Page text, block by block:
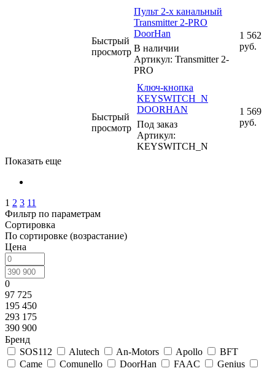
Быстрый
просмотр
Пульт 2-х канальный
Transmitter 2-PRO
DoorHan
В наличии
Артикул: Transmitter 2-
PRO
1 562
руб.
Быстрый
просмотр
Ключ-кнопка
KEYSWITCH_N
DOORHAN
Под заказ
Артикул:
KEYSWITCH_N
1 569
руб.
Показать еще
1 2 3 11
Фильтр по параметрам
Сортировка
По сортировке (возрастание)
Цена
0
97 725
195 450
293 175
390 900
Бренд
SOS112
Alutech An-Motors Apollo
BFT
Came
Comunello DoorHan FAAC
Genius